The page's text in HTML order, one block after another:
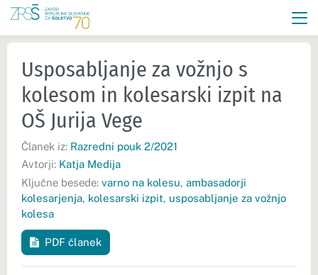
Usposabljanje za vožnjo s
kolesom in kolesarski izpit na
OŠ Jurija Vege
Članek iz: Razredni pouk 2/2021
Avtorji: Katja Medija
Ključne besede: varno na kolesu, ambasadorji
kolesarjenja, kolesarski izpit, usposabljanje za vožnjo
kolesa
PDF članek